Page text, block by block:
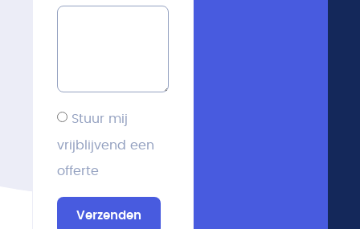
Stuur mij
vrijblijvend een
offerte
Verzenden